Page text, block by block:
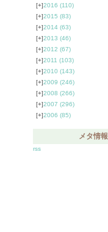
[+]2016 (110)
[+]2015 (83)
[+]2014 (63)
[+]2013 (46)
[+]2012 (67)
[+]2011 (103)
[+]2010 (143)
[+]2009 (246)
[+]2008 (266)
[+]2007 (296)
[+]2006 (85)
メタ情報
rss